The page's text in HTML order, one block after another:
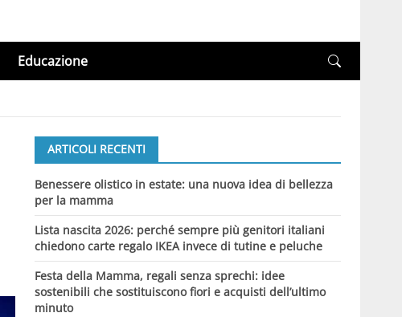
Educazione
ARTICOLI RECENTI
Benessere olistico in estate: una nuova idea di bellezza
per la mamma
Lista nascita 2026: perché sempre più genitori italiani
chiedono carte regalo IKEA invece di tutine e peluche
Festa della Mamma, regali senza sprechi: idee
sostenibili che sostituiscono fiori e acquisti dell’ultimo
minuto